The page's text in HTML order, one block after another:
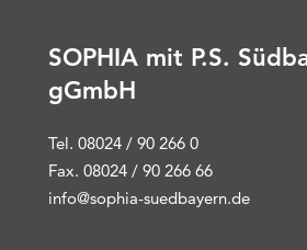
SOPHIA mit P.S.
gGmbH
Tel. 08024 / 90 266 0
Fax. 08024 / 90 266 66
info@sophia-suedbayern.de